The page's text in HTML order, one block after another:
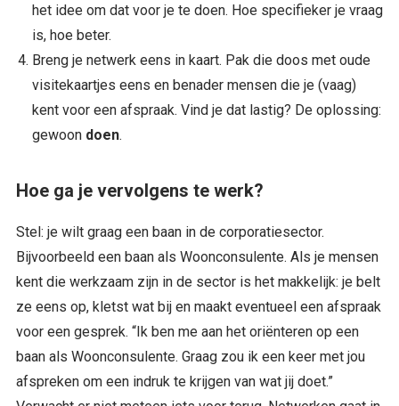
het idee om dat voor je te doen. Hoe specifieker je vraag
is, hoe beter.
Breng je netwerk eens in kaart. Pak die doos met oude
visitekaartjes eens en benader mensen die je (vaag)
kent voor een afspraak. Vind je dat lastig? De oplossing:
gewoon doen.
Hoe ga je vervolgens te werk?
Stel: je wilt graag een baan in de corporatiesector.
Bijvoorbeeld een baan als Woonconsulente. Als je mensen
kent die werkzaam zijn in de sector is het makkelijk: je belt
ze eens op, kletst wat bij en maakt eventueel een afspraak
voor een gesprek. “Ik ben me aan het oriënteren op een
baan als Woonconsulente. Graag zou ik een keer met jou
afspreken om een indruk te krijgen van wat jij doet.”